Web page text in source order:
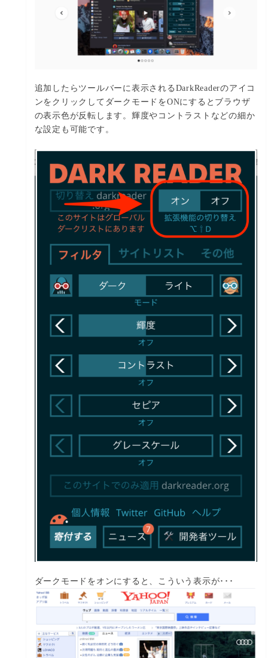
追加したらツールバーに表示されるDarkReaderのアイコ
ンをクリックしてダークモードをONにするとブラウザ
の表示色が反転します。輝度やコントラストなどの細か
な設定も可能です。
ダークモードをオンにすると、こういう表示が･･･